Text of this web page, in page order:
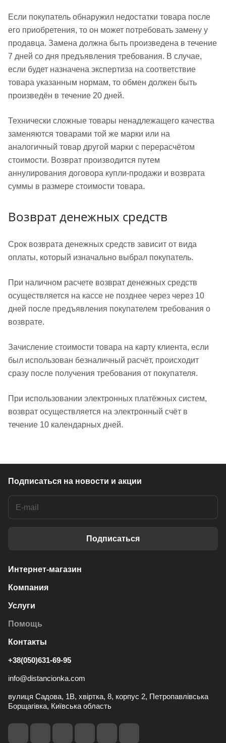
Если покупатель обнаружил недостатки товара после
его приобретения, то он может потребовать замену у
продавца. Замена должна быть произведена в течение
7 дней со дня предъявления требования. В случае,
если будет назначена экспертиза на соответствие
товара указанным нормам, то обмен должен быть
произведён в течение 20 дней.
Технически сложные товары ненадлежащего качества
заменяются товарами той же марки или на
аналогичный товар другой марки с перерасчётом
стоимости. Возврат производится путем
аннулирования договора купли-продажи и возврата
суммы в размере стоимости товара.
Возврат денежных средств
Срок возврата денежных средств зависит от вида
оплаты, который изначально выбрал покупатель.
При наличном расчете возврат денежных средств
осуществляется на кассе не позднее через через 10
дней после предъявления покупателем требования о
возврате.
Зачисление стоимости товара на карту клиента, если
был использован безналичный расчёт, происходит
сразу после получения требования от покупателя.
При использовании электронных платёжных систем,
возврат осуществляется на электронный счёт в
течение 10 календарных дней.
Подписаться на новости и акции
Подписаться
Интернет-магазин
Компания
Услуги
Помощь
Контакты
+38(050)631-69-95
info@distancionka.com
вулиця Садова, 1В, хвіртка, 8, корпус 2, Петропавлівська
Борщагівка, Київська область